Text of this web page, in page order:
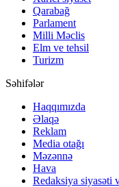
Qarabağ
Parlament
Milli Məclis
Elm ve tehsil
Turizm
Səhifələr
Haqqımızda
Əlaqə
Reklam
Media otağı
Məzənnə
Hava
Redaksiya siyasəti